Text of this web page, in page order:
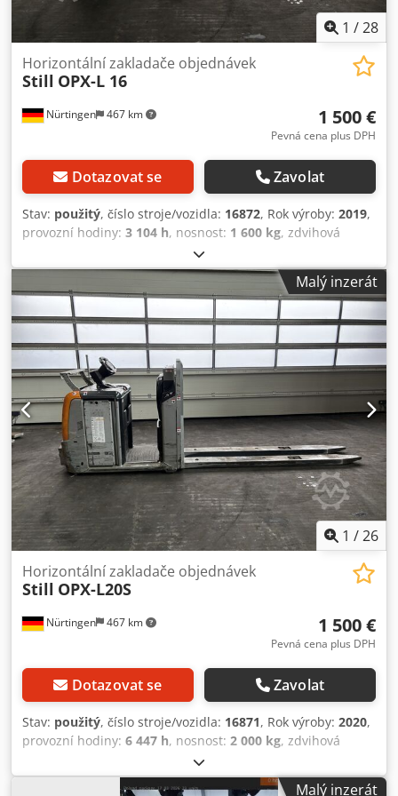
1 /28
Nürtingen 467 km
Horizontální zakladače objednávek
Still OPX-L 16
1 500 €
Pevná cena plus DPH
Dotazovat se Zavolat
Stav: použitý, číslo stroje/vozidla: 16872, Rok výroby: 2019,
provozní hodiny: 3 104 h, nosnost: 1 600 kg, zdvihová
, těžiště nákladu:
elektrický, typ stožáru:simplex, stavební výška:1 660
mm, napětí baterie:24 V 1 150 mm, celková
hmotnost:
, 5077218 Csdpfx Ajym Hyvjf Uerf
Sériové číslo: F21081V00001 Specifikace baterie: 24 V,
3NXS, 420 Ah, rok výroby: 2019.
Malý inzerát
1 /26
Nürtingen 467 km
Horizontální zakladače objednávek
Still OPX-L20S
1 500 €
Pevná cena plus DPH
Dotazovat se Zavolat
Stav: použitý, číslo stroje/vozidla: 16871, Rok výroby: 2020,
provozní hodiny: 6 447 h, nosnost: 2 000 kg, zdvihová
, těžiště nákladu:
elektrický, typ stožáru:simplex, stavební výška:1 400
Malý inzerát